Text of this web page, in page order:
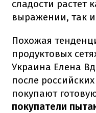
сладости растет
выражении, так
Похожая
продуктовых
Украина Елена
после
покупают
покупатели